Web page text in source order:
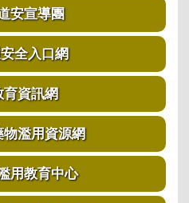
安宣導團
全入口網
育資訊網
物濫用資源網
用教育中心